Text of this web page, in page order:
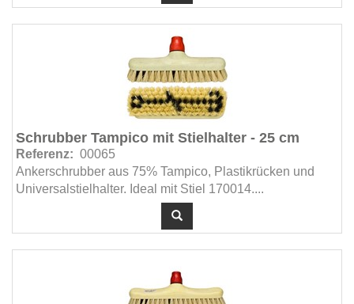
Schrubber Tampico mit Stielhalter - 25 cm
Referenz: 00065
Ankerschrubber aus 75% Tampico, Plastikrücken und
Universalstielhalter. Ideal mit Stiel 170014....